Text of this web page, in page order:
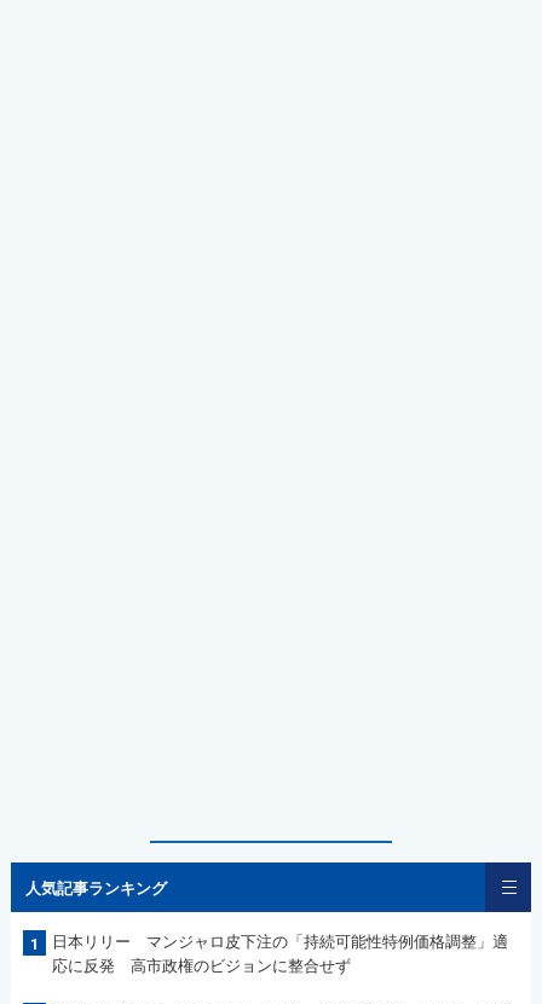
人気記事ランキング
1
日本リリー マンジャロ皮下注の「持続可能性特例価格調整」適
応に反発 高市政権のビジョンに整合せず